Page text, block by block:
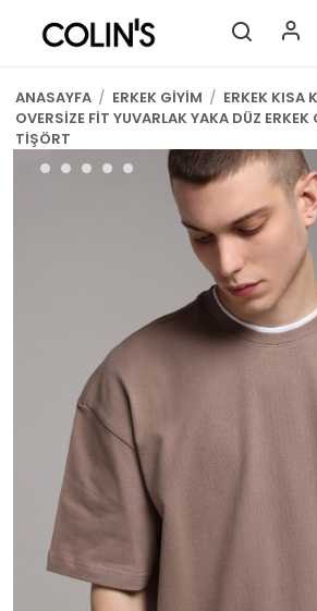
ANASAYFA / ERKEK GİYİM / ERKEK KISA
OVERSİZE FİT YUVARLAK YAKA DÜZ
TİŞÖRT